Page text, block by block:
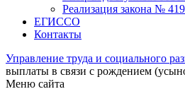
Реализация закона №
ЕГИСCО
Контакты
Управление труда и социального
выплаты в связи с рождением
Меню сайта